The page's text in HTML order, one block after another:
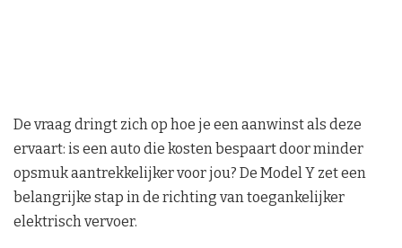
De vraag dringt zich op hoe je een aanwinst als deze
ervaart: is een auto die kosten bespaart door minder
opsmuk aantrekkelijker voor jou? De Model Y zet een
belangrijke stap in de richting van toegankelijker
elektrisch vervoer.